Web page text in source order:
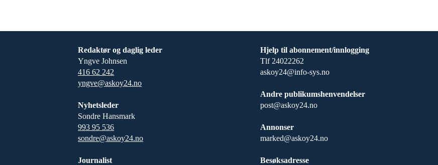
Redaktør og daglig leder
Yngve Johnsen
416 62 242
yngve@askoy24.no
Nyhetsleder
Sondre Hansmark
993 95 536
sondre@askoy24.no
Journalist
Hjelp til abonnement/innlogging
Tlf 24022262
askoy24@info-sys.no
Andre publikumshenvendelser
post@askoy24.no
Annonser
marked@askoy24.no
Besøksadresse